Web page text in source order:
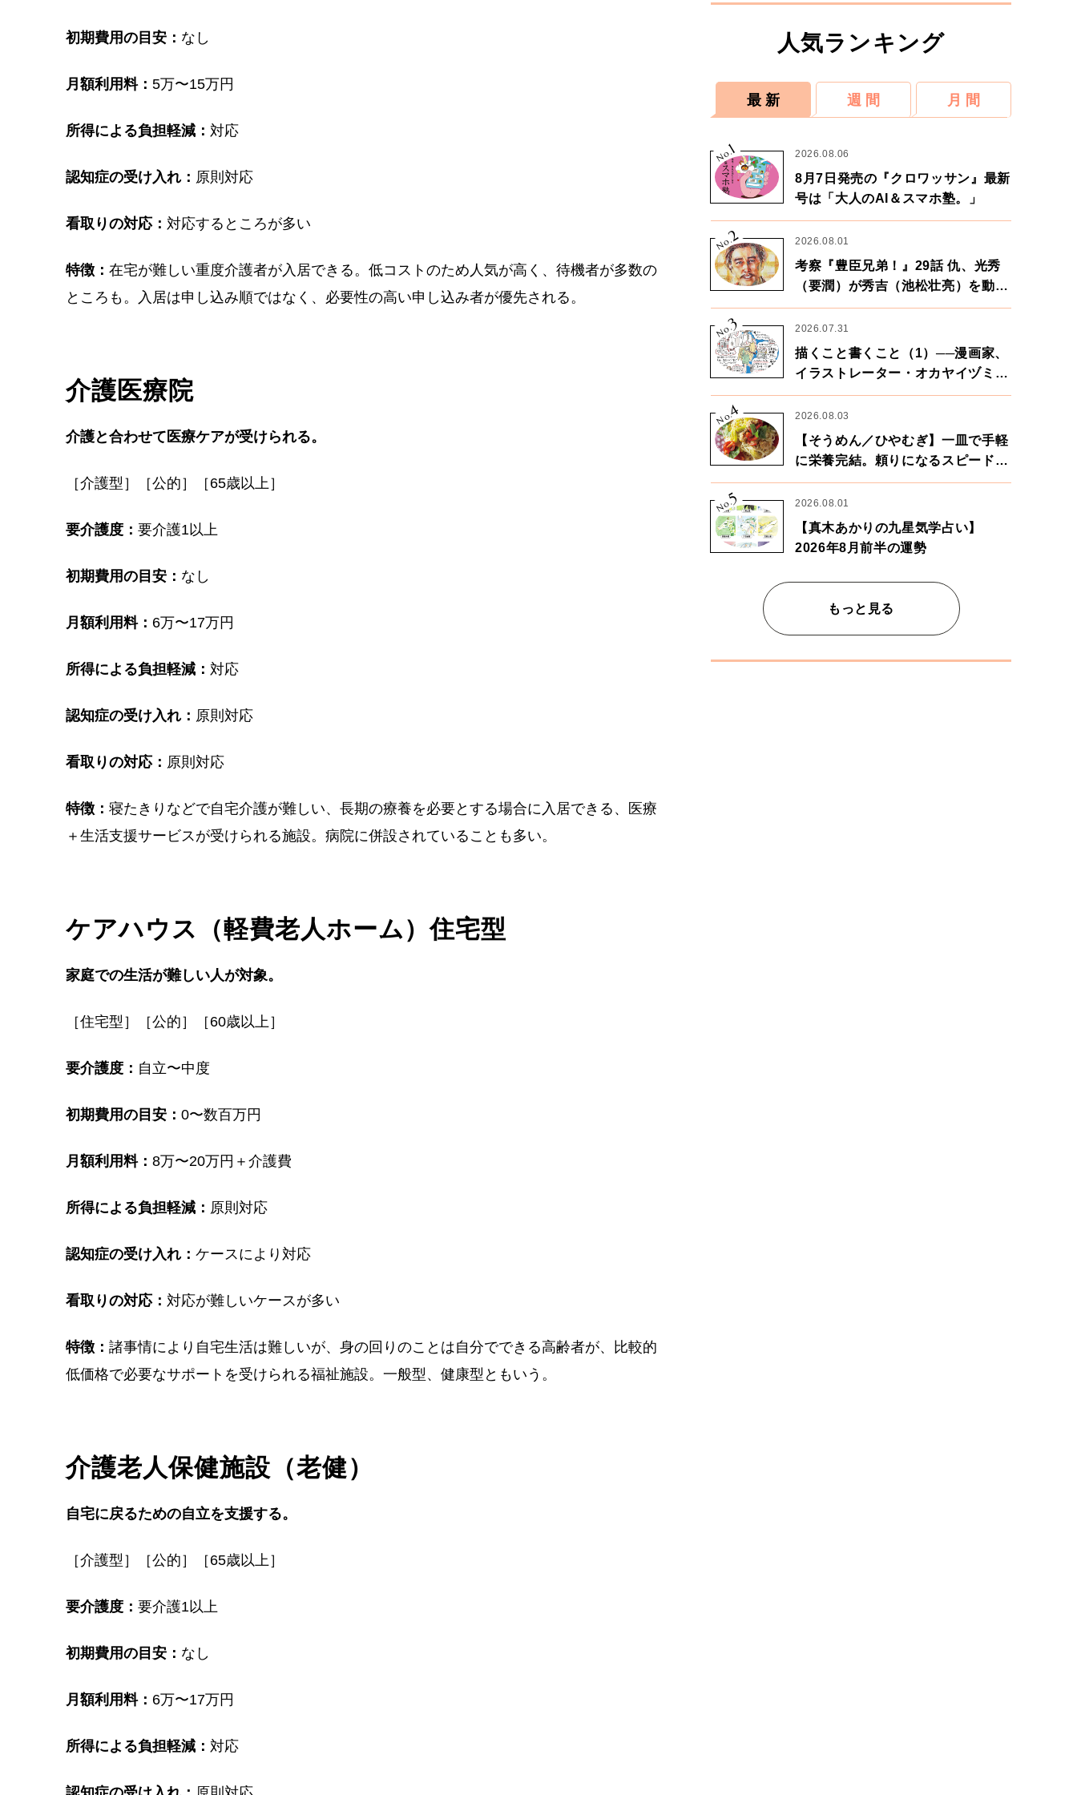
初期費用の目安： なし
月額利用料： 5万〜15万円
所得による負担軽減： 対応
認知症の受け入れ： 原則対応
看取りの対応： 対応するところが多い
特徴： 在宅が難しい重度介護者が入居できる。低コストのため人気が高く、待機者が多数の
ところも。入居は申し込み順ではなく、必要性の高い申し込み者が優先される。
介護医療院
介護と合わせて医療ケアが受けられる。
［介護型］［公的］［65歳以上］
要介護度： 要介護1以上
初期費用の目安： なし
月額利用料： 6万〜17万円
所得による負担軽減： 対応
認知症の受け入れ： 原則対応
看取りの対応： 原則対応
特徴： 寝たきりなどで自宅介護が難しい、長期の療養を必要とする場合に入居できる、医療
＋生活支援サービスが受けられる施設。病院に併設されていることも多い。
ケアハウス（軽費老人ホーム）住宅型
家庭での生活が難しい人が対象。
［住宅型］［公的］［60歳以上］
要介護度： 自立〜中度
初期費用の目安： 0〜数百万円
月額利用料： 8万〜20万円＋介護費
所得による負担軽減： 原則対応
認知症の受け入れ： ケースにより対応
看取りの対応： 対応が難しいケースが多い
特徴： 諸事情により自宅生活は難しいが、身の回りのことは自分でできる高齢者が、比較的
低価格で必要なサポートを受けられる福祉施設。一般型、健康型ともいう。
介護老人保健施設（老健）
自宅に戻るための自立を支援する。
［介護型］［公的］［65歳以上］
要介護度： 要介護1以上
初期費用の目安： なし
月額利用料： 6万〜17万円
所得による負担軽減： 対応
人気ランキング
最 新 週 間 月 間
No.
1 2026.08.06
8月7日発売の『クロワッサン』最新
号は「大人のAI＆スマホ塾。」
No.2 2026.08.01
考察『豊臣兄弟！』29話 仇、光秀
（要潤）が秀吉（池松壮亮）を動か
す。天下に向けた兄弟の分岐点。
No.
3 2026.07.31
描くこと書くこと（1）──漫画家、
イラストレーター・オカヤイヅミさ
ん×漫画家・鶴谷香央理さん
No.
4 2026.08.03
【そうめん／ひやむぎ】一皿で手軽
に栄養完結。頼りになるスピードパ
ワー麺
No.
5 2026.08.01
【真木あかりの九星気学占い】
2026年8月前半の運勢
もっと見る